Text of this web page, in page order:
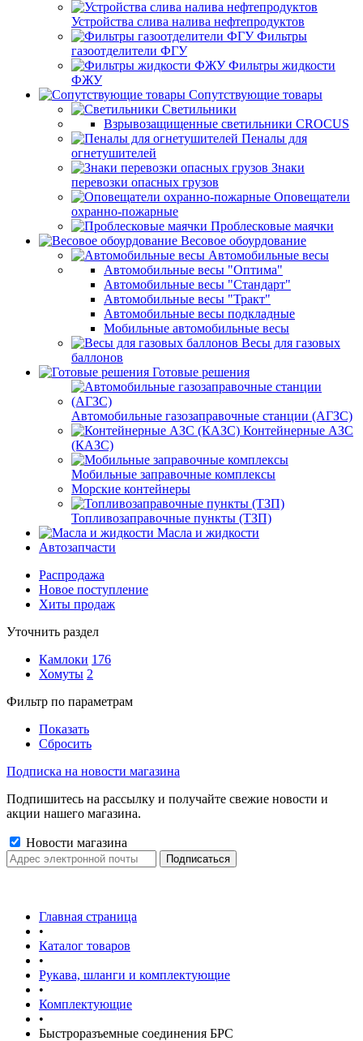
Устройства слива налива нефтепродуктов
Фильтры
газоотделители ФГУ
Фильтры жидкости
ФЖУ
Сопутствующие товары
Светильники
Взрывозащищенные светильники CROCUS
Пеналы для
огнетушителей
Знаки
перевозки опасных грузов
Оповещатели
охранно-пожарные
Проблесковые маячки
Весовое обоурдование
Автомобильные весы
Автомобильные весы "Оптима"
Автомобильные весы "Стандарт"
Автомобильные весы "Тракт"
Автомобильные весы подкладные
Мобильные автомобильные весы
Весы для газовых
баллонов
Готовые решения
Автомобильные газозаправочные станции (АГЗС)
Контейнерные АЗС
(КАЗС)
Мобильные заправочные комплексы
Морские контейнеры
Топливозаправочные пункты (ТЗП)
Масла и жидкости
Автозапчасти
Распродажа
Новое поступление
Хиты продаж
Уточнить раздел
Камлоки 176
Хомуты 2
Фильтр по параметрам
Показать
Сбросить
Подписка на новости магазина
Подпишитесь на рассылку и получайте свежие новости и
акции нашего магазина.
Новости магазина
Главная страница
•
Каталог товаров
•
Рукава, шланги и комплектующие
•
Комплектующие
•
Быстроразъемные соединения БРС